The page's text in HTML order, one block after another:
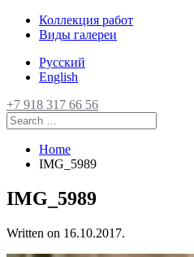
Коллекция работ
Виды галереи
Русский
English
+7 918 317 66 56
Home
IMG_5989
IMG_5989
Written on 16.10.2017.